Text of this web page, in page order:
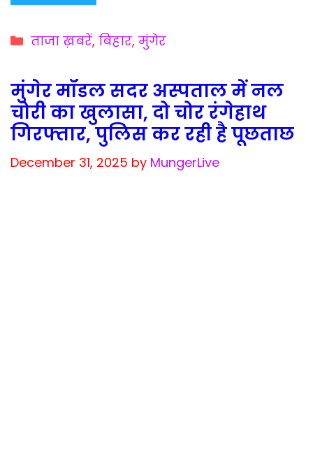
Categories
ताजा ख़बरें, बिहार, मुंगेर
मुंगेर मॉडल सदर अस्पताल में नल
चोरी का खुलासा, दो चोर रंगेहाथ
गिरफ्तार, पुलिस कर रही है पूछताछ
December 31, 2025 by MungerLive